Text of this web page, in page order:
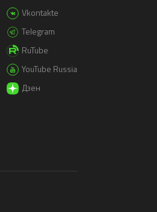
Vkontakte
Telegram
RuTube
YouTube Russia
Дзен